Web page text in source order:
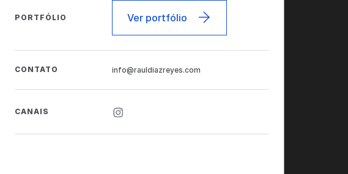
PORTFÓLIO Ver portfólio
CONTATO info@rauldiazreyes.com
CANAIS